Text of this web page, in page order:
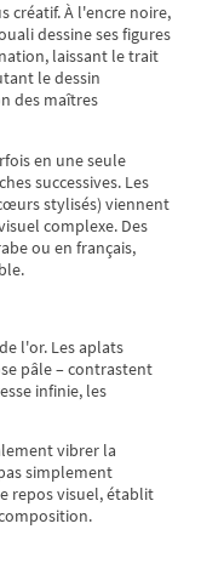
créatif. À l'encre noire,
dessine ses figures
laissant le trait
le dessin
des maîtres
en une seule
successives. Les
stylisés) viennent
complexe. Des
ou en français,
l'or. Les aplats
pâle – contrastent
infinie, les
vibrer la
simplement
repos visuel, établit